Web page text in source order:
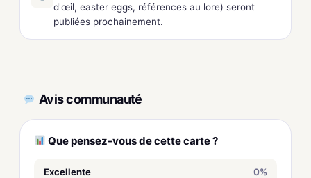
d'œil, easter eggs, références au lore) seront
publiées prochainement.
Avis communauté
Que pensez-vous de cette carte ?
Excellente 0%